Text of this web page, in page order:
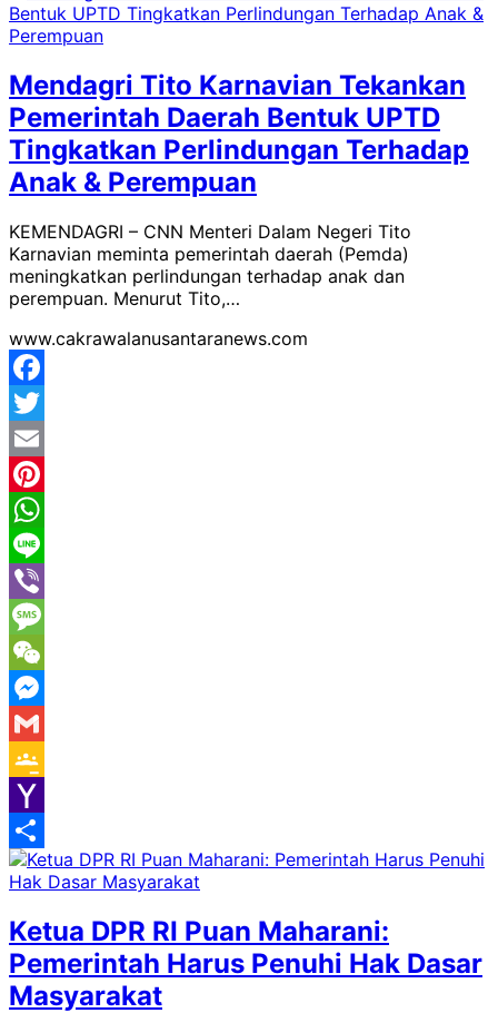
Mendagri Tito Karnavian Tekankan
Pemerintah Daerah Bentuk UPTD
Tingkatkan Perlindungan Terhadap
Anak & Perempuan
KEMENDAGRI – CNN Menteri Dalam Negeri Tito
Karnavian meminta pemerintah daerah (Pemda)
meningkatkan perlindungan terhadap anak dan
perempuan. Menurut Tito,…
www.cakrawalanusantaranews.com
Facebook
Twitter
Email
Pinterest
WhatsApp
Line
Viber
Message
WeChat
Messenger
Gmail
Google
Classroom
Yahoo
Mail
Share
Ketua DPR RI Puan Maharani:
Pemerintah Harus Penuhi Hak Dasar
Masyarakat